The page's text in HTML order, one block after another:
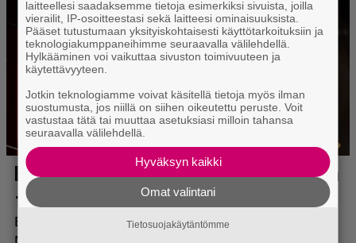
laitteellesi saadaksemme tietoja esimerkiksi sivuista, joilla
vierailit, IP-osoitteestasi sekä laitteesi ominaisuuksista.
Pääset tutustumaan yksityiskohtaisesti käyttötarkoituksiin ja
teknologiakumppaneihimme seuraavalla välilehdellä.
Hylkääminen voi vaikuttaa sivuston toimivuuteen ja
käytettävyyteen.
Jotkin teknologiamme voivat käsitellä tietoja myös ilman
suostumusta, jos niillä on siihen oikeutettu peruste. Voit
vastustaa tätä tai muuttaa asetuksiasi milloin tahansa
seuraavalla välilehdellä.
Hyväksyn kaikki
Omat valintani
Tietosuojakäytäntömme